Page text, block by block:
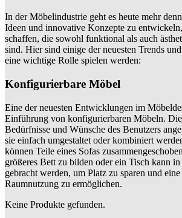
In der Möbelindustrie geht es heute mehr
Ideen und innovative Konzepte zu
schaffen, die sowohl funktional als auch
sind. Hier sind einige der neuesten Trends
eine wichtige Rolle spielen werden:
Konfigurierbare Möbel
Eine der neuesten Entwicklungen im
Einführung von konfigurierbaren Möbeln.
Bedürfnisse und Wünsche des Benutzers
sie einfach umgestaltet oder kombiniert
können Teile eines Sofas
größeres Bett zu bilden oder ein Tisch kann
gebracht werden, um Platz zu sparen und
Raumnutzung zu ermöglichen.
Keine Produkte gefunden.